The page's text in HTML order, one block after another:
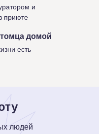
и
приюте
домой
есть
людей